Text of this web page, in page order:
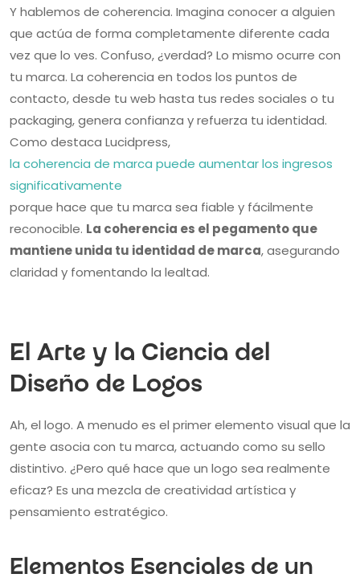
Y hablemos de coherencia. Imagina conocer a alguien
que actúa de forma completamente diferente cada
vez que lo ves. Confuso, ¿verdad? Lo mismo ocurre con
tu marca. La coherencia en todos los puntos de
contacto, desde tu web hasta tus redes sociales o tu
packaging, genera confianza y refuerza tu identidad.
Como destaca Lucidpress,
la coherencia de marca puede aumentar los ingresos
significativamente
porque hace que tu marca sea fiable y fácilmente
reconocible. La coherencia es el pegamento que
mantiene unida tu identidad de marca, asegurando
claridad y fomentando la lealtad.
El Arte y la Ciencia del
Diseño de Logos
Ah, el logo. A menudo es el primer elemento visual que la
gente asocia con tu marca, actuando como su sello
distintivo. ¿Pero qué hace que un logo sea realmente
eficaz? Es una mezcla de creatividad artística y
pensamiento estratégico.
Elementos Esenciales de un